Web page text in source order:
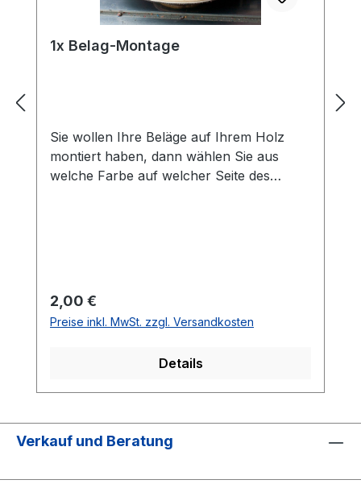
1x Belag-Montage
Sie wollen Ihre Beläge auf Ihrem Holz
montiert haben, dann wählen Sie aus
welche Farbe auf welcher Seite des
inklusive.Bei den Komplettschläger
müssen Sie KEINE Belag-Montage mit in
Regulärer Preis:
2,00 €
Preise inkl. MwSt. zzgl. Versandkosten
Details
Verkauf und Beratung